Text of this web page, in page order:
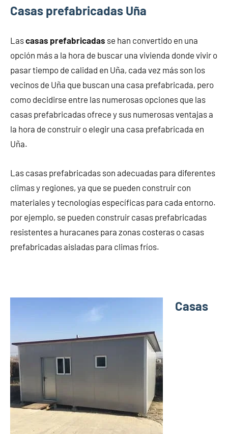
Casas prefabricadas Uña
Lascasas prefabricadas se han convertido en una
opción más a la hora de buscar una vivienda donde vivir o
pasar tiempo de calidad en Uña, cada vez más son los
vecinos de Uña que buscan una casa prefabricada, pero
como decidirse entre las numerosas opciones que las
casas prefabricadas ofrece y sus numerosas ventajas a
la hora de construir o elegir una casa prefabricada en
Uña.
Las casas prefabricadas son adecuadas para diferentes
climas y regiones, ya que se pueden construir con
materiales y tecnologías específicas para cada entorno.
por ejemplo, se pueden construir casas prefabricadas
resistentes a huracanes para zonas costeras o casas
prefabricadas aisladas para climas fríos.
Casas